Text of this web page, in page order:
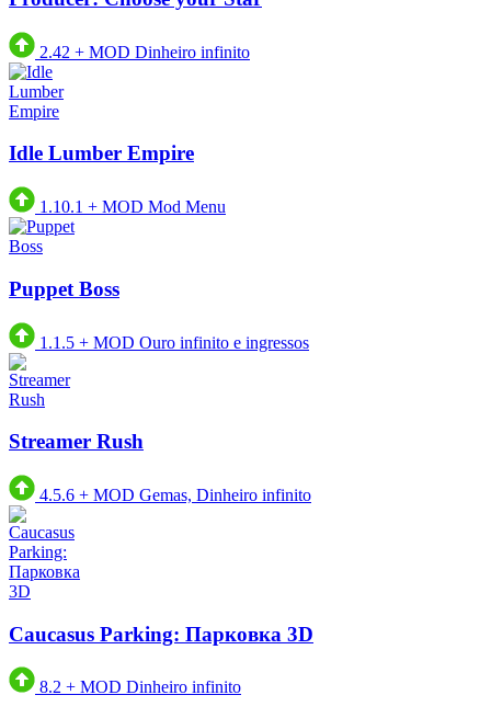
2.42 + MOD Dinheiro infinito
Idle Lumber Empire
1.10.1 + MOD Mod Menu
Puppet Boss
1.1.5 + MOD Ouro infinito e ingressos
Streamer Rush
4.5.6 + MOD Gemas, Dinheiro infinito
Caucasus Parking: Парковка 3D
8.2 + MOD Dinheiro infinito